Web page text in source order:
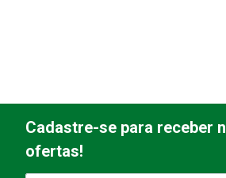
Cadastre-se para receber
ofertas!